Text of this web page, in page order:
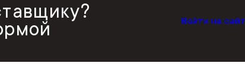
Войти на сайт